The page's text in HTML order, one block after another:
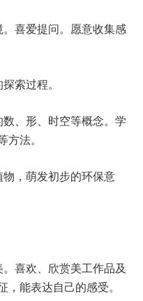
喜爱提问。愿意收集感
索过程。
、形、时空等概念。学
法。
，萌发初步的环保意
喜欢、欣赏美工作品及
能表达自己的感受。